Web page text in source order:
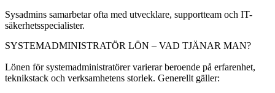
Sysadmins samarbetar ofta med utvecklare, supportteam och IT-
säkerhetsspecialister.
SYSTEMADMINISTRATÖR LÖN – VAD TJÄNAR MAN?
Lönen för systemadministratörer varierar beroende på erfarenhet,
teknikstack och verksamhetens storlek. Generellt gäller: